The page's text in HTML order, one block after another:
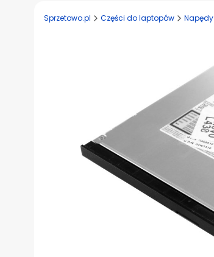
Sprzetowo.pl Części do laptopów Napędy